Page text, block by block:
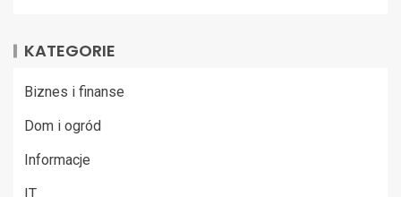
KATEGORIE
Biznes i finanse
Dom i ogród
Informacje